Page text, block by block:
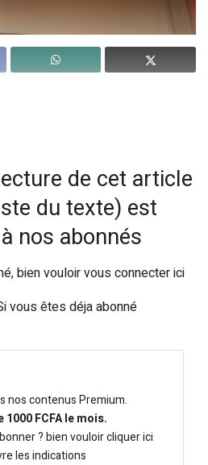
de cet article
du texte) est
nos abonnés
bien vouloir vous connecter ici
vous êtes déja abonné
nos contenus Premium.
1000 FCFA le mois.
? bien vouloir cliquer ici
les indications